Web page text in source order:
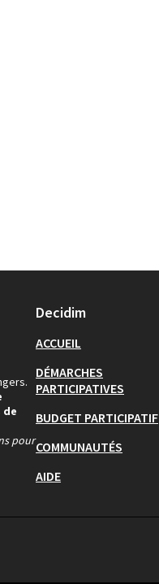
de
pour
Decidim
ACCUEIL
DÉMARCHES
PARTICIPATIVES
BUDGET PARTICIPATIF
COMMUNAUTÉS
AIDE